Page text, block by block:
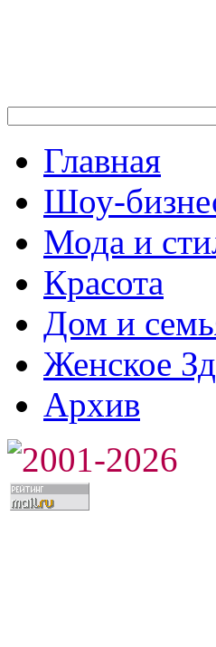
Главная
Шоу-
Мода и
Красота
Дом и
Женское
Архив
2001-2026